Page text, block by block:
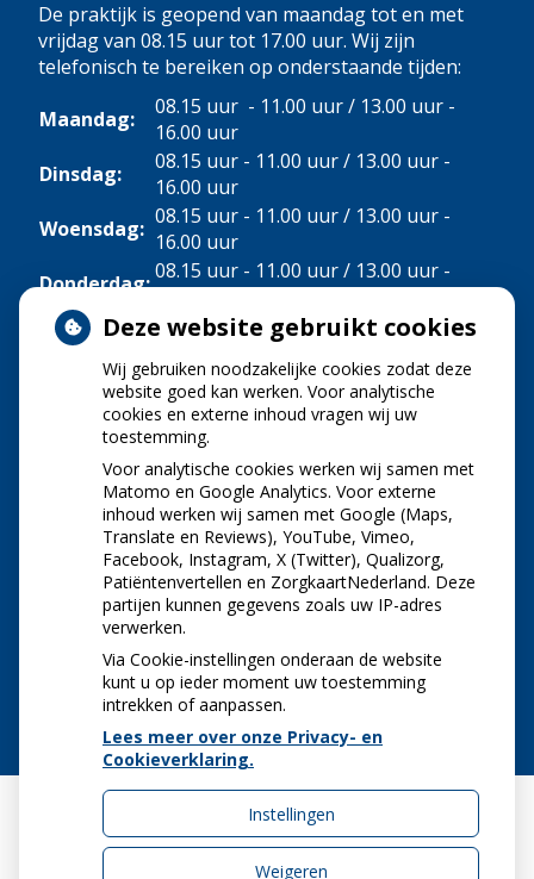
De praktijk is geopend van maandag tot en met
vrijdag van 08.15 uur tot 17.00 uur. Wij zijn
telefonisch te bereiken op onderstaande tijden:
Maandag:
08.15 uur - 11.00 uur / 13.00 uur -
16.00 uur
Dinsdag:
08.15 uur - 11.00 uur / 13.00 uur -
16.00 uur
Woensdag: 08.15 uur - 11.00 uur / 13.00 uur -
16.00 uur
Donderdag:08.15 uur - 11.00 uur / 13.00 uur -
Vrijdag:
08.15 uur - 11.00 uur
NIEUWS
Let op: valse Infomedics-mails over
openstaande rekening
Tanden bleken? Laat het veilig doen!
Gezond tandvlees: de basis voor een gezonde
mond
Naar de tandarts in het buitenland? Wees op je
hoede!
(Mond)zorgkosten gemaakt in 2025? Check of
die aftrekbaar zijn
Uw Zorg Online|Beheer
Deze website gebruikt cookies
Wij gebruiken noodzakelijke cookies zodat deze
website goed kan werken. Voor analytische
cookies en externe inhoud vragen wij uw
toestemming.
Voor analytische cookies werken wij samen met
Matomo en Google Analytics. Voor externe
inhoud werken wij samen met Google (Maps,
Translate en Reviews), YouTube, Vimeo,
Facebook, Instagram, X (Twitter), Qualizorg,
Patiëntenvertellen en ZorgkaartNederland. Deze
partijen kunnen gegevens zoals uw IP-adres
verwerken.
Via Cookie-instellingen onderaan de website
kunt u op ieder moment uw toestemming
intrekken of aanpassen.
Lees meer over onze Privacy- en
Cookieverklaring.
Instellingen
Weigeren